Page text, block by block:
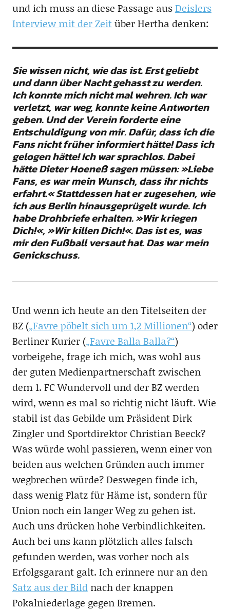
und ich muss an diese Passage ausDeislers
Interview mit der Zeitüber Hertha denken:
Sie wissen nicht, wie das ist. Erst geliebt
und dann über Nacht gehasst zu werden.
Ich konnte mich nicht mal wehren. Ich war
verletzt, war weg, konnte keine Antworten
geben. Und der Verein forderte eine
Entschuldigung von mir. Dafür, dass ich die
Fans nicht früher informiert hätte! Dass ich
gelogen hätte! Ich war sprachlos. Dabei
hätte Dieter Hoeneß sagen müssen: »Liebe
Fans, es war mein Wunsch, dass ihr nichts
erfahrt.« Stattdessen hat er zugesehen, wie
ich aus Berlin hinausgeprügelt wurde. Ich
habe Drohbriefe erhalten. »Wir kriegen
Dich!«, »Wir killen Dich!«. Das ist es, was
mir den Fußball versaut hat. Das war mein
Genickschuss.
Und wenn ich heute an den Titelseiten der
BZ („Favre pöbelt sich um 1,2 Millionen“) oder
Berliner Kurier („Favre Balla Balla?“)
vorbeigehe, frage ich mich, was wohl aus
der guten Medienpartnerschaft zwischen
dem 1. FC Wundervoll und der BZ werden
wird, wenn es mal so richtig nicht läuft. Wie
stabil ist das Gebilde um Präsident Dirk
Zingler und Sportdirektor Christian Beeck?
Was würde wohl passieren, wenn einer von
beiden aus welchen Gründen auch immer
wegbrechen würde? Deswegen finde ich,
dass wenig Platz für Häme ist, sondern für
Union noch ein langer Weg zu gehen ist.
Auch uns drücken hohe Verbindlichkeiten.
Auch bei uns kann plötzlich alles falsch
gefunden werden, was vorher noch als
Erfolgsgarant galt. Ich erinnere nur an den
Satz aus der Bildnach der knappen
Pokalniederlage gegen Bremen.